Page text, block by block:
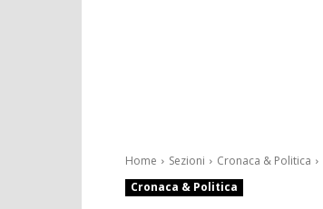
Home Sezioni Cronaca & Politica
Cronaca & Politica